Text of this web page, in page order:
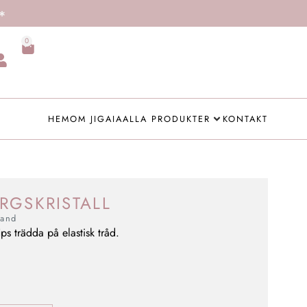
0
HEMOM JIGAIAALLA PRODUKTER KONTAKT
trädda på elastisk tråd.